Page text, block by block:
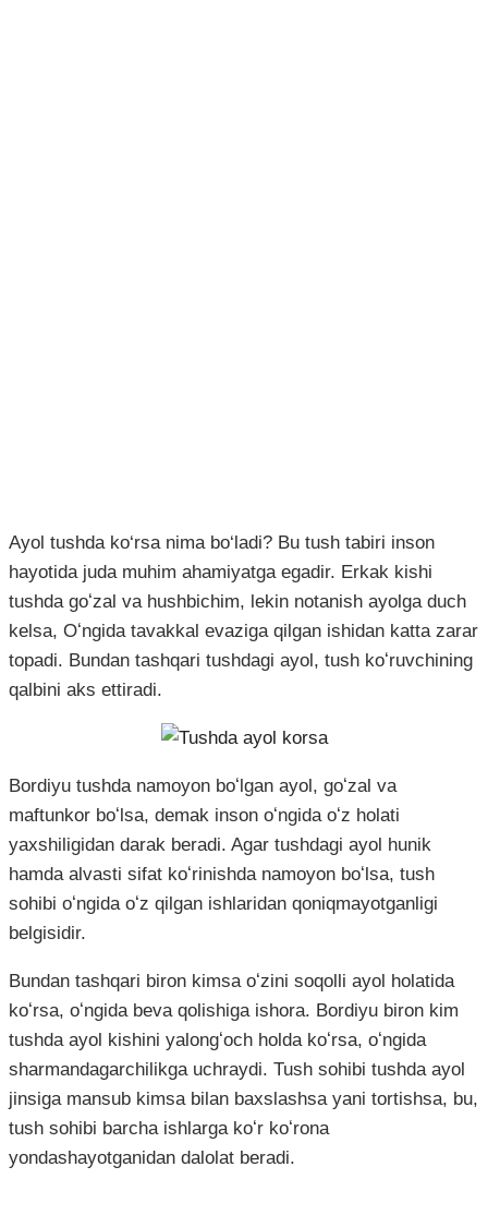
Ayol tushda ko‘rsa nima bo‘ladi? Bu tush tabiri inson
hayotida juda muhim ahamiyatga egadir. Erkak kishi
tushda goʻzal va hushbichim, lekin notanish ayolga duch
kelsa, Oʻngida tavakkal evaziga qilgan ishidan katta zarar
topadi. Bundan tashqari tushdagi ayol, tush koʻruvchining
qalbini aks ettiradi.
Bordiyu tushda namoyon boʻlgan ayol, goʻzal va
maftunkor boʻlsa, demak inson oʻngida oʻz holati
yaxshiligidan darak beradi. Agar tushdagi ayol hunik
hamda alvasti sifat koʻrinishda namoyon boʻlsa, tush
sohibi oʻngida oʻz qilgan ishlaridan qoniqmayotganligi
belgisidir.
Bundan tashqari biron kimsa oʻzini soqolli ayol holatida
koʻrsa, oʻngida beva qolishiga ishora. Bordiyu biron kim
tushda ayol kishini yalongʻoch holda koʻrsa, oʻngida
sharmandagarchilikga uchraydi. Tush sohibi tushda ayol
jinsiga mansub kimsa bilan baxslashsa yani tortishsa, bu,
tush sohibi barcha ishlarga koʻr koʻrona
yondashayotganidan dalolat beradi.